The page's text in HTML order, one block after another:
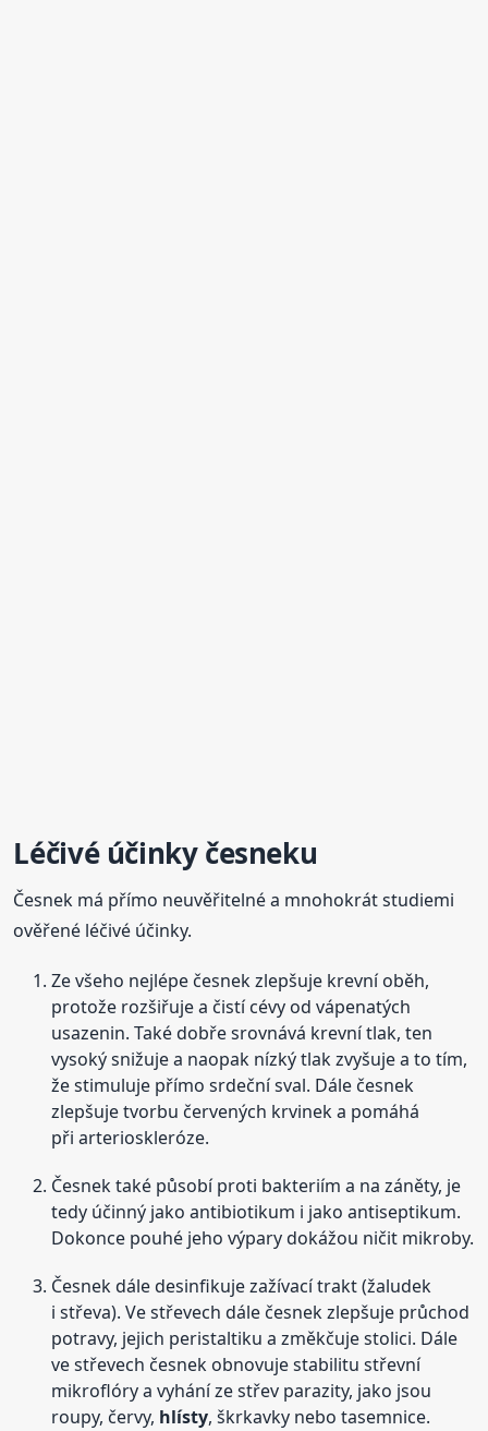
Léčivé účinky česneku
Česnek má přímo neuvěřitelné a mnohokrát studiemi
ověřené léčivé účinky.
Ze všeho nejlépe česnek zlepšuje krevní oběh,
protože rozšiřuje a čistí cévy od vápenatých
usazenin. Také dobře srovnává krevní tlak, ten
vysoký snižuje a naopak nízký tlak zvyšuje a to tím,
že stimuluje přímo srdeční sval. Dále česnek
zlepšuje tvorbu červených krvinek a pomáhá
při arterioskleróze.
Česnek také působí proti bakteriím a na záněty, je
tedy účinný jako antibiotikum i jako antiseptikum.
Dokonce pouhé jeho výpary dokážou ničit mikroby.
Česnek dále desinfikuje zažívací trakt (žaludek
i střeva). Ve střevech dále česnek zlepšuje průchod
potravy, jejich peristaltiku a změkčuje stolici. Dále
ve střevech česnek obnovuje stabilitu střevní
mikroflóry a vyhání ze střev parazity, jako jsou
roupy, červy, hlísty, škrkavky nebo tasemnice.